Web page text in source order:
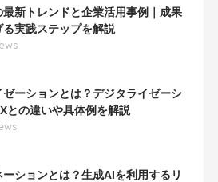
新トレンドと企業活用事例｜成果
る実践ステップを解説
ゼーションとは？デジタライゼーシ
との違いや具体例を解説
ションとは？生成AIを利用するリ